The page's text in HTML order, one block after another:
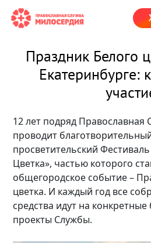
Праздник Белого
Екатеринбурге:
12 лет подряд
проводит
просветительский
Цветка», частью которого
общегородское событие –
цветка. И каждый год все
средства идут на
проекты Службы.